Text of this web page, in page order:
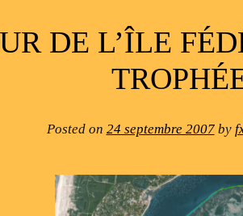
DE L’ÎLE
Posted on 24 septembre 2007by